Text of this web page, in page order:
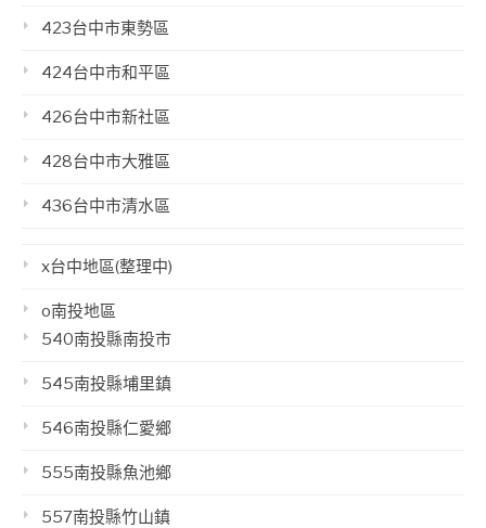
423台中市東勢區
424台中市和平區
426台中市新社區
428台中市大雅區
436台中市清水區
x台中地區(整理中)
o南投地區
540南投縣南投市
545南投縣埔里鎮
546南投縣仁愛鄉
555南投縣魚池鄉
557南投縣竹山鎮